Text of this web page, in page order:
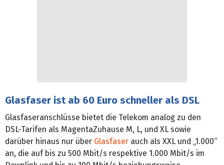
Glasfaser ist ab 60 Euro schneller als DSL
Glasfaseranschlüsse bietet die Telekom analog zu den
DSL-Tarifen als MagentaZuhause M, L, und XL sowie
darüber hinaus nur über Glasfaser auch als XXL und „1.000“
an, die auf bis zu 500 Mbit/s respektive 1.000 Mbit/s im